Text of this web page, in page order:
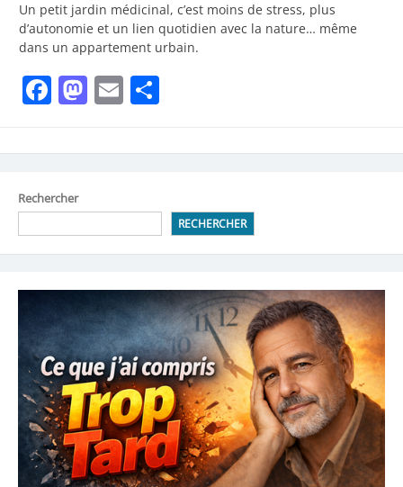
Un petit jardin médicinal, c’est moins de stress, plus
d’autonomie et un lien quotidien avec la nature… même
dans un appartement urbain.
Facebook
Mastodon
Email
Rechercher
RECHERCHER